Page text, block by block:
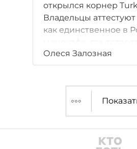
открылся корнер Turk
Владельцы аттестуют
как единственное в
монокафе, где
гёзлеме.
Олеся Залозная